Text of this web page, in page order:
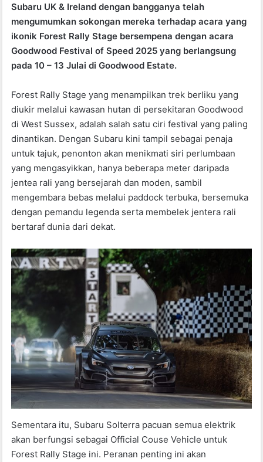
c
e
b
o
o
k
at
s
A
p
p
itt
er
Subaru UK & Ireland dengan bangganya telah
mengumumkan sokongan mereka terhadap acara yang
ikonik Forest Rally Stage bersempena dengan acara
Goodwood Festival of Speed 2025 yang berlangsung
pada 10 – 13 Julai di Goodwood Estate.
Forest Rally Stage yang menampilkan trek berliku yang
diukir melalui kawasan hutan di persekitaran Goodwood
di West Sussex, adalah salah satu ciri festival yang paling
dinantikan. Dengan Subaru kini tampil sebagai penaja
untuk tajuk, penonton akan menikmati siri perlumbaan
yang mengasyikkan, hanya beberapa meter daripada
jentea rali yang bersejarah dan moden, sambil
mengembara bebas melalui paddock terbuka, bersemuka
dengan pemandu legenda serta membelek jentera rali
bertaraf dunia dari dekat.
Sementara itu, Subaru Solterra pacuan semua elektrik
akan berfungsi sebagai Official Couse Vehicle untuk
Forest Rally Stage ini. Peranan penting ini akan